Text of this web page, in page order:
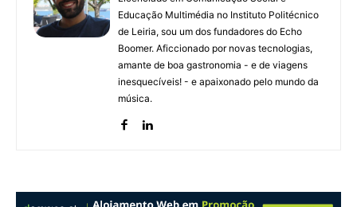
Educação Multimédia no Instituto Politécnico
de Leiria, sou um dos fundadores do Echo
Boomer. Aficcionado por novas tecnologias,
amante de boa gastronomia - e de viagens
inesquecíveis! - e apaixonado pelo mundo da
música.